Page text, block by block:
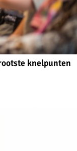
knelpunten